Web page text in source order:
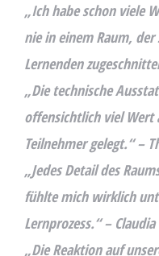
„Ich habe schon viele
nie in einem Raum,
Lernenden
„Die technische
offensichtlich viel Wert
Teilnehmer gelegt.“ –
„Jedes Detail des
fühlte mich wirklich
Lernprozess.“ – Claudia
„Die Reaktion auf